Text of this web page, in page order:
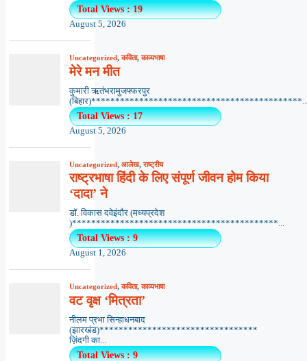
Total Views : 19
August 5, 2026
Uncategorized,कविता,काव्यभाषा
मेरे मन मीत
कुमारी ऋतंभरामुजफ्फरपुर
Total Views : 17
August 5, 2026
Uncategorized, आलेख,राष्ट्रीय
राष्ट्रभाषा हिंदी के लिए संपूर्ण जीवन होम किया
‘दादा’ ने
डॉ. विकास दवेइंदौर (मध्यप्रदेश
)*******************************************...
Total Views : 9
August 1, 2026
Uncategorized,कविता,काव्यभाषा
वट वृक्ष ‘मित्रता’
नीलम प्रभा सिन्हाधनबाद
(झारखंड)*********************************
ज़िंदगी का...
Total Views : 9